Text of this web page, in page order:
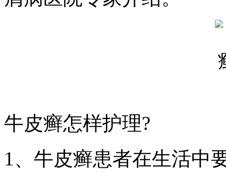
牛皮癣怎样护理?
1、牛皮癣患者在生活中